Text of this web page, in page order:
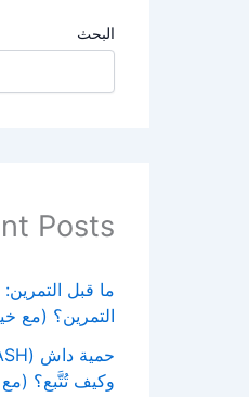
البحث
Posts
ما قبل
التمرين؟ (مع
وكيف تُتَّبع؟